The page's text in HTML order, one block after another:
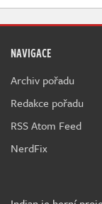
NAVIGACE
Archiv pořadu
Redakce pořadu
RSS Atom Feed
NerdFix